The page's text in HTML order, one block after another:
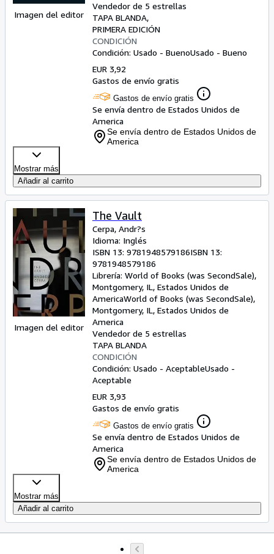
Imagen del editor
Vendedor de 5 estrellas
TAPA BLANDA
PRIMERA EDICIÓN
CONDICIÓN
Condición: Usado - BuenoUsado - Bueno
EUR 3,92
Gastos de envío gratis
Gastos de envío gratis
Se envía dentro de Estados Unidos de
America
Se envía dentro de Estados Unidos de
America
Mostrar más
Añadir al carrito
Imagen del editor
The Vault
Cerpa, Andr?s
Idioma: Inglés
ISBN 13: 9781948579186ISBN 13:
9781948579186
Librería: World of Books (was SecondSale),
Montgomery, IL, Estados Unidos de
AmericaWorld of Books (was SecondSale),
Montgomery, IL, Estados Unidos de
America
Vendedor de 5 estrellas
TAPA BLANDA
CONDICIÓN
Condición: Usado - AceptableUsado -
Aceptable
EUR 3,93
Gastos de envío gratis
Gastos de envío gratis
Se envía dentro de Estados Unidos de
America
Se envía dentro de Estados Unidos de
America
Mostrar más
Añadir al carrito